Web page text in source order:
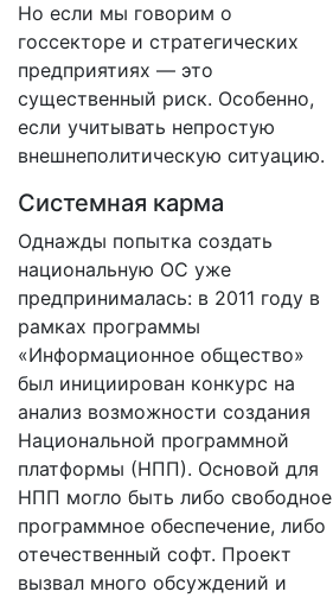
Но если мы говорим о
госсекторе и стратегических
предприятиях — это
существенный риск. Особенно,
если учитывать непростую
внешнеполитическую ситуацию.
Системная карма
Однажды попытка создать
национальную ОС уже
предпринималась: в 2011 году в
рамках программы
«Информационное общество»
был инициирован конкурс на
анализ возможности создания
Национальной программной
платформы (НПП). Основой для
НПП могло быть либо свободное
программное обеспечение, либо
отечественный софт. Проект
вызвал много обсуждений и